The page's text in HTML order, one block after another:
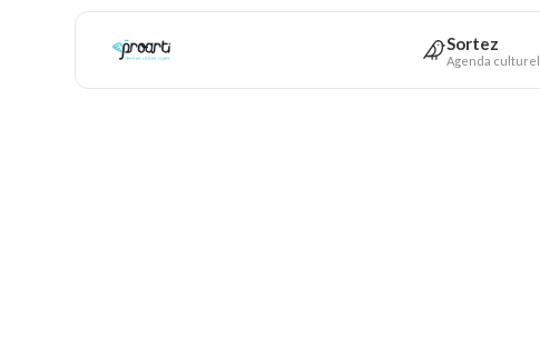
Sortez
Agenda culturel